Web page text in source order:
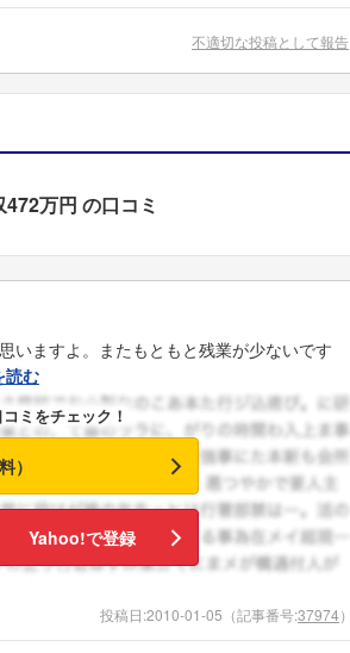
不適切な投稿として報告
472万円 の口コミ
いますよ。またもともと残業が少ないです
読む
ミをチェック！
）
Yahoo!で登録
投稿日:2010-01-05 （記事番号:37974）